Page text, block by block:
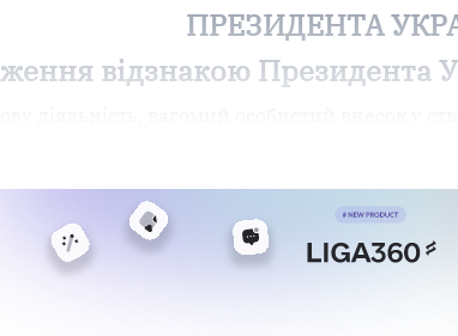
ПРЕЗИДЕНТА
відзнакою Президента